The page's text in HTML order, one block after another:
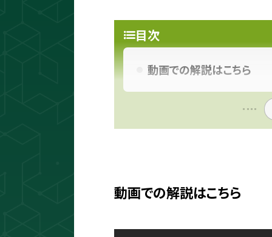
目次
動画での解説はこちら
動画での解説はこちら